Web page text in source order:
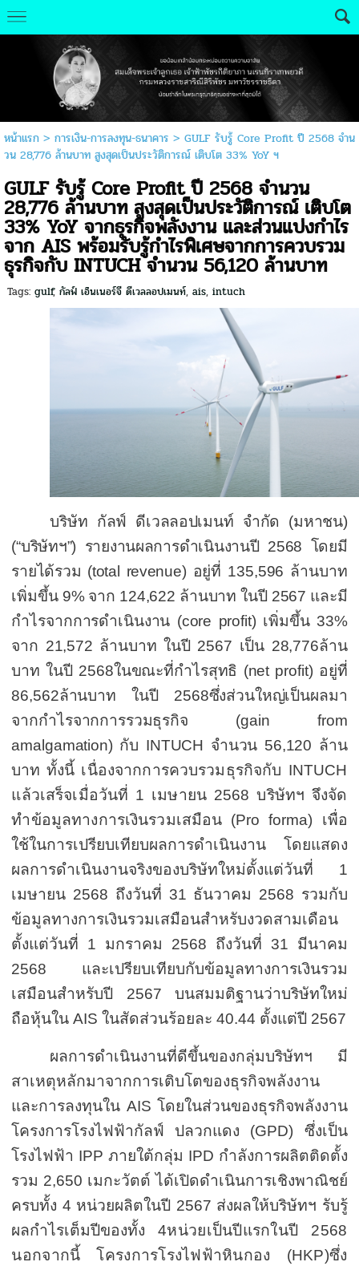
หน้าแรก> การเงิน-การลงทุน-ธนาคาร > GULF รับรู้ Core Profit ปี 2568 จำน
วน 28,776 ล้านบาท สูงสุดเป็นประวัติการณ์ เติบโต 33% YoY ฯ
GULF รับรู้ Core Profit ปี 2568 จำนวน
28,776 ล้านบาท สูงสุดเป็นประวัติการณ์ เติบโต
33% YoY จากธุรกิจพลังงาน และส่วนแบ่งกำไร
จาก AIS พร้อมรับรู้กำไรพิเศษจากการควบรวม
ธุรกิจกับ INTUCH จำนวน 56,120 ล้านบาท
Tags: gulf, กัลฟ์ เอ็นเนอร์จี ดีเวลลอปเมนท์, ais, intuch
บริษัท กัลฟ์ ดีเวลลอปเมนท์ จำกัด (มหาชน)
(“บริษัทฯ”) รายงานผลการดำเนินงานปี 2568 โดยมี
รายได้รวม (total revenue) อยู่ที่ 135,596 ล้านบาท
เพิ่มขึ้น 9%จาก 124,622 ล้านบาทในปี 2567 และมี
กำไรจากการดำเนินงาน (core profit) เพิ่มขึ้น33%
จาก 21,572 ล้านบาท ในปี 2567 เป็น 28,776ล้าน
บาทในปี 2568ในขณะที่กำไรสุทธิ (net profit) อยู่ที่
86,562ล้านบาทในปี 2568ซึ่งส่วนใหญ่เป็นผลมา
จากกำไรจากการรวมธุรกิจ (gain from
amalgamation) กับ INTUCH จำนวน 56,120 ล้าน
บาท ทั้งนี้ เนื่องจากการควบรวมธุรกิจกับ INTUCH
แล้วเสร็จเมื่อวันที่ 1 เมษายน 2568บริษัทฯ จึงจัด
ทำข้อมูลทางการเงินรวมเสมือน (Pro forma) เพื่อ
ใช้ในการเปรียบเทียบผลการดำเนินงาน โดยแสดง
ผลการดำเนินงานจริงของบริษัทใหม่ตั้งแต่วันที่ 1
เมษายน 2568 ถึงวันที่ 31 ธันวาคม 2568 รวมกับ
ข้อมูลทางการเงินรวมเสมือนสำหรับงวดสามเดือน
ตั้งแต่วันที่ 1 มกราคม 2568 ถึงวันที่ 31 มีนาคม
2568 และเปรียบเทียบกับข้อมูลทางการเงินรวม
เสมือนสำหรับปี 2567 บนสมมติฐานว่าบริษัทใหม่
ถือหุ้นในAISในสัดส่วนร้อยละ40.44 ตั้งแต่ปี 2567
ผลการดำเนินงานที่ดีขึ้นของกลุ่มบริษัทฯ มี
สาเหตุหลักมาจากการเติบโตของธุรกิจพลังงาน
และการลงทุนใน AIS โดยในส่วนของธุรกิจพลังงาน
โครงการโรงไฟฟ้ากัลฟ์ ปลวกแดง (GPD) ซึ่งเป็น
โรงไฟฟ้า IPP ภายใต้กลุ่ม IPD กำลังการผลิตติดตั้ง
รวม 2,650 เมกะวัตต์ ได้เปิดดำเนินการเชิงพาณิชย์
ครบทั้ง 4 หน่วยผลิตในปี 2567 ส่งผลให้บริษัทฯ รับรู้
ผลกำไรเต็มปีของทั้ง4หน่วยเป็นปีแรกในปี 2568
นอกจากนี้โครงการโรงไฟฟ้าหินกอง (HKP)ซึ่ง